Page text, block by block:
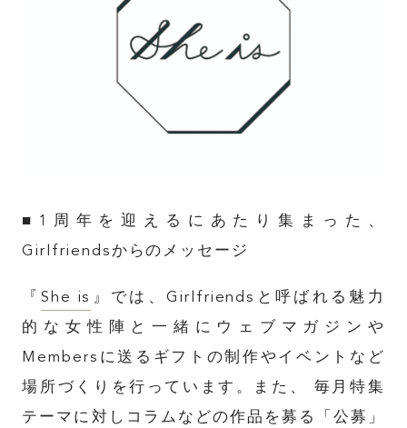
■1周年を迎えるにあたり集まった、
Girlfriendsからのメッセージ
『 She is 』では、Girlfriendsと呼ばれる魅力
的な女性陣と一緒にウェブマガジンや
Membersに送るギフトの制作やイベントなど
場所づくりを行っています。また、 毎月特集
テーマに対しコラムなどの作品を募る「公募」